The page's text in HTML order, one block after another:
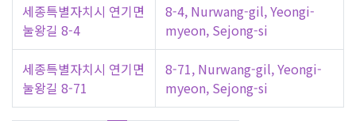
세종특별자치시 연기면
눌왕길 8-4
8-4, Nurwang-gil, Yeongi-
myeon, Sejong-si
세종특별자치시 연기면
눌왕길 8-71
8-71, Nurwang-gil, Yeongi-
myeon, Sejong-si